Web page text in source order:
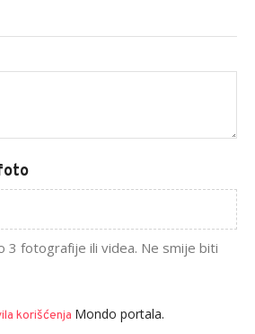
3 fotografije ili videa. Ne smije biti
korišćenja Mondo portala.